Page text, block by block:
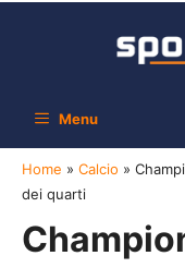
Menu
Home » Calcio »
dei quarti